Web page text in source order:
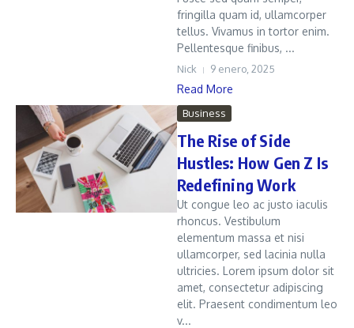
fringilla quam id, ullamcorper
tellus. Vivamus in tortor enim.
Pellentesque finibus, ...
Nick 9 enero, 2025
Read More
Business
The Rise of Side
Hustles: How Gen Z Is
Redefining Work
Ut congue leo ac justo iaculis
rhoncus. Vestibulum
elementum massa et nisi
ullamcorper, sed lacinia nulla
ultricies. Lorem ipsum dolor sit
amet, consectetur adipiscing
elit. Praesent condimentum leo
v...